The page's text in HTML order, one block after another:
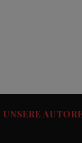
UNSERE